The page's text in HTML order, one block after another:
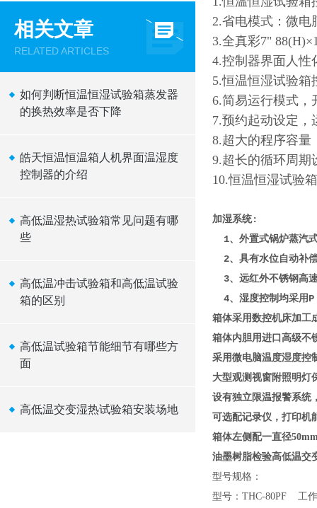
相关文章
RELATED ARTICLES
如何判断恒温恒湿试验箱蒸发器
的换热效率是否下降
皓天恒温恒温箱人机界面温湿度
控制器的介绍
高低温湿热试验箱常见问题有哪
些
高低温冲击试验箱和高低温试验
箱的区别
高低温试验箱节能细节有哪些方
面
高低温交变湿热试验箱安装场地
2.省电模式：微电
3.全真彩7"
4.控制器界面人性
5.恒温恒湿试验箱
6.简易运行模式，
7.预约起动设定
8.超大的程序容量
9.超长的循环周期
10.恒温恒湿试验
加湿系统:
1、外置式锅炉蒸汽
2、具有水位自动补
3、远红外不锈钢高
4、湿度控制均采
箱体采用数控机床加工
箱体内胆用进口高级不
采用微电脑温度湿度控
大型观测视窗附照明灯
设有独立限温报警系统
可选配记录仪，打印机
箱体左侧配一直径
油墨树脂检验高低温交
型号规格：
型号：THC-80PF 工